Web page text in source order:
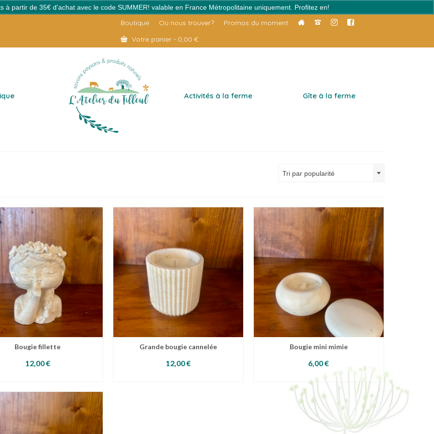
à partir de 35€ d'achat avec le code SUMMER! valable en France Métropolitaine uniquement. Profitez en!
Boutique Où nous trouver?
Promos du moment
Votre panier - 0,00 €
Activités à la ferme Gîte à la ferme
Tri par popularité
Bougie fillette
12,00€
produit
variations.
Les
options
Grande bougie cannelée
12,00€
Bougie mini mimie
6,00€
CHOIX DES OPTIONS
Ce
produit
a
plusieurs
variations.
Les
options